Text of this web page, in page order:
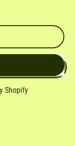
Shopify